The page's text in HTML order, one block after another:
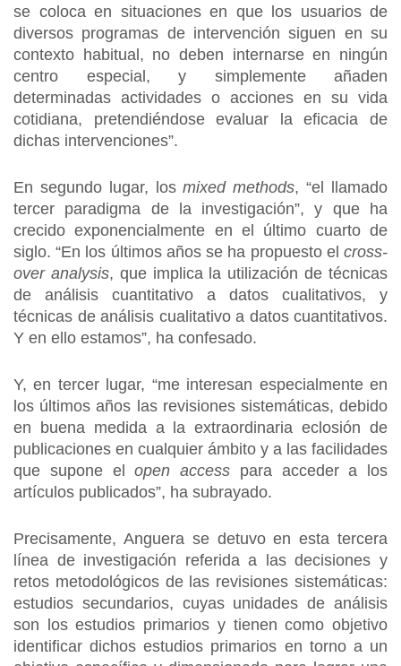
se coloca en situaciones en que los usuarios de
diversos programas de intervención siguen en su
contexto habitual, no deben internarse en ningún
centro especial, y simplemente añaden
determinadas actividades o acciones en su vida
cotidiana, pretendiéndose evaluar la eficacia de
dichas intervenciones”.
En segundo lugar, losmixed methods, “el llamado
tercer paradigma de la investigación”, y que ha
crecido exponencialmente en el último cuarto de
siglo. “En los últimos años se ha propuesto el cross-
over analysis, que implica la utilización de técnicas
de análisis cuantitativo a datos cualitativos, y
técnicas de análisis cualitativo a datos cuantitativos.
Y en ello estamos”, ha confesado.
Y, en tercer lugar, “me interesan especialmente en
los últimos años las revisiones sistemáticas, debido
en buena medida a la extraordinaria eclosión de
publicaciones en cualquier ámbito y a las facilidades
que supone elopen access para acceder a los
artículos publicados”, ha subrayado.
Precisamente, Anguera se detuvo en esta tercera
línea de investigación referida a las decisiones y
retos metodológicos de las revisiones sistemáticas:
estudios secundarios, cuyas unidades de análisis
son los estudios primarios y tienen como objetivo
identificar dichos estudios primarios en torno a un